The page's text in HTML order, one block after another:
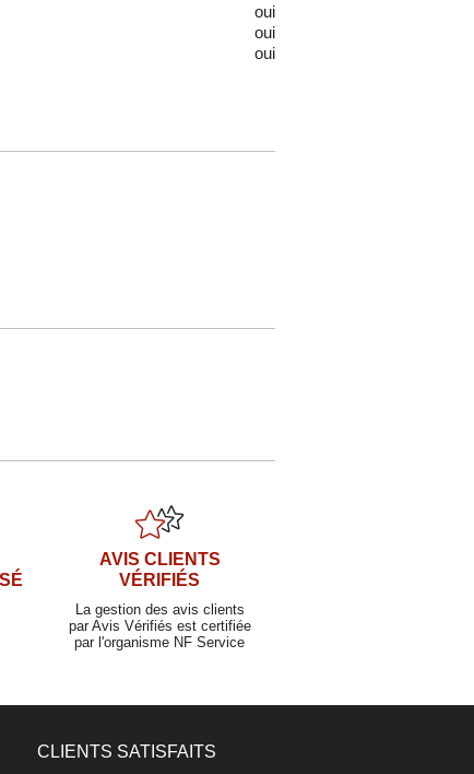
oui
oui
oui
AVIS CLIENTS
VÉRIFIÉS
La gestion des avis clients
par Avis Vérifiés est certifiée
par l'organisme NF Service
CLIENTS SATISFAITS